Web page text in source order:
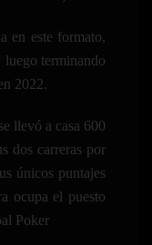
en este formato,
luego terminando
2022.
llevó a casa 600
dos carreras por
únicos puntajes
ocupa el puesto
Poker